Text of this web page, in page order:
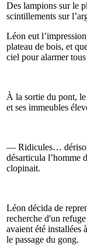
Des lampions sur le
scintillements sur
Léon eut
plateau de bois, et
ciel pour alarmer
À la sortie du pont,
et ses immeubles
— Ridicules…
désarticula l’homme
clopinait.
Léon décida de
recherche d'un
avaient été installées
le passage du gong.